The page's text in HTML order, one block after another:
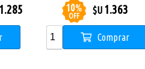
1.285 10%
OFF
$U 1.363
Comprar